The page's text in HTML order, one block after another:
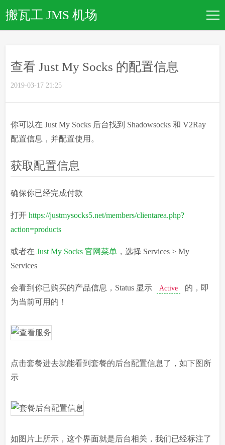
搬瓦工 JMS 机场
套餐大全
文章归档
关于本站
查看 Just My Socks 的配置信息
2019-03-17 21:25
你可以在 Just My Socks 后台找到 Shadowsocks 和 V2Ray
配置信息，并配置使用。
获取配置信息
确保你已经完成付款
打开https://justmysocks5.net/members/clientarea.php?
action=products
或者在Just My Socks 官网菜单 ，选择 Services > My
Services
会看到你已购买的产品信息，Status 显示 Active
的，即
为当前可用的！
点击套餐进去就能看到套餐的后台配置信息了，如下图所
示
如图片上所示，这个界面就是后台相关，我们已经标注了